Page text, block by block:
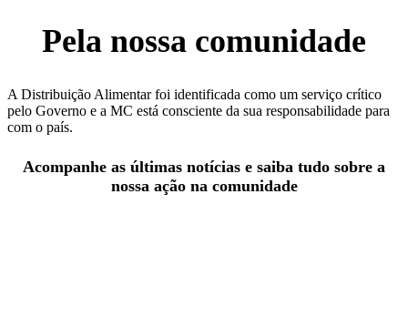
Pela nossa comunidade
A Distribuição Alimentar foi identificada como um serviço crítico
pelo Governo e a MC está consciente da sua responsabilidade para
com o país.
Acompanhe as últimas notícias e saiba tudo sobre a
nossa ação na comunidade